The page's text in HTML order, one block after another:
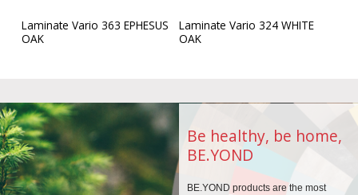
Laminate Vario 363 EPHESUS
OAK
Laminate Vario 324 WHITE
OAK
Be healthy, be home,
BE.YOND
BE.YOND products are the most